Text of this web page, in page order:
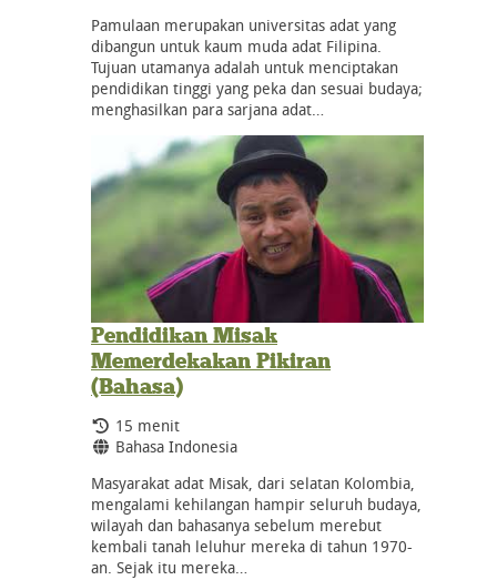
Pamulaan merupakan universitas adat yang
dibangun untuk kaum muda adat Filipina.
Tujuan utamanya adalah untuk menciptakan
pendidikan tinggi yang peka dan sesuai budaya;
menghasilkan para sarjana adat…
Pendidikan Misak
Memerdekakan Pikiran
(Bahasa)
Durasi:
15 menit
Bahasa:
Bahasa Indonesia
Masyarakat adat Misak, dari selatan Kolombia,
mengalami kehilangan hampir seluruh budaya,
wilayah dan bahasanya sebelum merebut
kembali tanah leluhur mereka di tahun 1970-
an. Sejak itu mereka…